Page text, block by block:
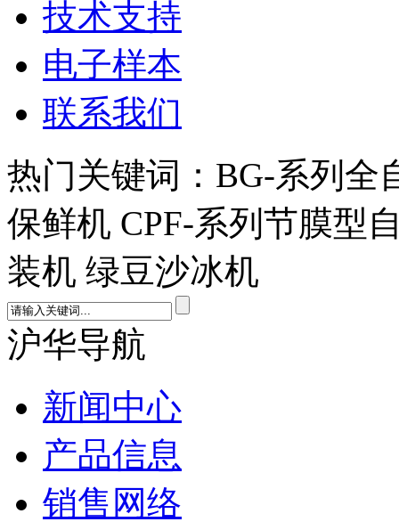
技术支持
电子样本
联系我们
热门关键词：BG-系列全
保鲜机 CPF-系列节膜型
装机 绿豆沙冰机
沪华导航
新闻中心
产品信息
销售网络